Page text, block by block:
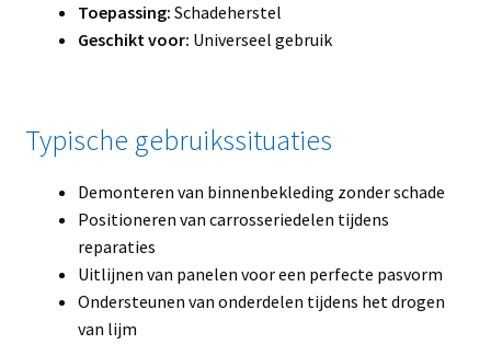
Toepassing: Schadeherstel
Geschikt voor: Universeel gebruik
Typische gebruikssituaties
Demonteren van binnenbekleding zonder schade
Positioneren van carrosseriedelen tijdens
reparaties
Uitlijnen van panelen voor een perfecte pasvorm
Ondersteunen van onderdelen tijdens het drogen
van lijm